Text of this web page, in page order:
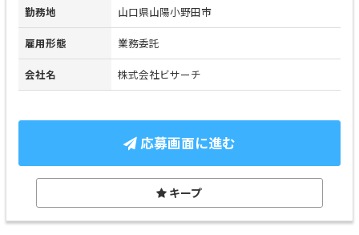
勤務地 山口県山陽小野田市
雇用形態 業務委託
会社名 株式会社ビサーチ
応募画面に進む
キープ